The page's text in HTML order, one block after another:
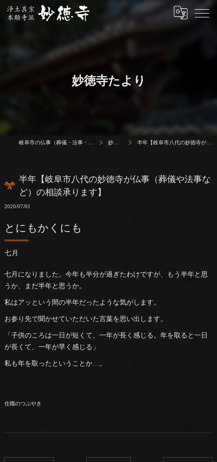
妙徳寺たより
妙徳寺たより 半年【岐阜市八代の妙徳寺が仏事（葬儀や法事など）の相談承ります】
半年【岐阜市八代の妙徳寺が仏事（葬儀や法事な
ど）の相談承ります】
2020/07/01
七月
とにもかくにも
七月になりました。今年も半分が過ぎたわけですが、もう半年と思
うか、まだ半年と思うか。
私はアッという間の半年だったような気がします。
お参り先で聞かせていただいた言葉を思い出します。
「子供のころは一日が短くて、一年が長く感じる。年を取ると一日
が長くて、一年が早く感じる」
私も年を取ったということか…。
住職のつぶやき